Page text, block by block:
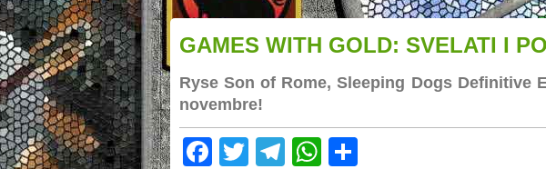
GAMES WITH GOLD: SVELATI I
Ryse Son of Rome, Sleeping Dogs
novembre!
Facebook
TwitterTelegram
WhatsApp